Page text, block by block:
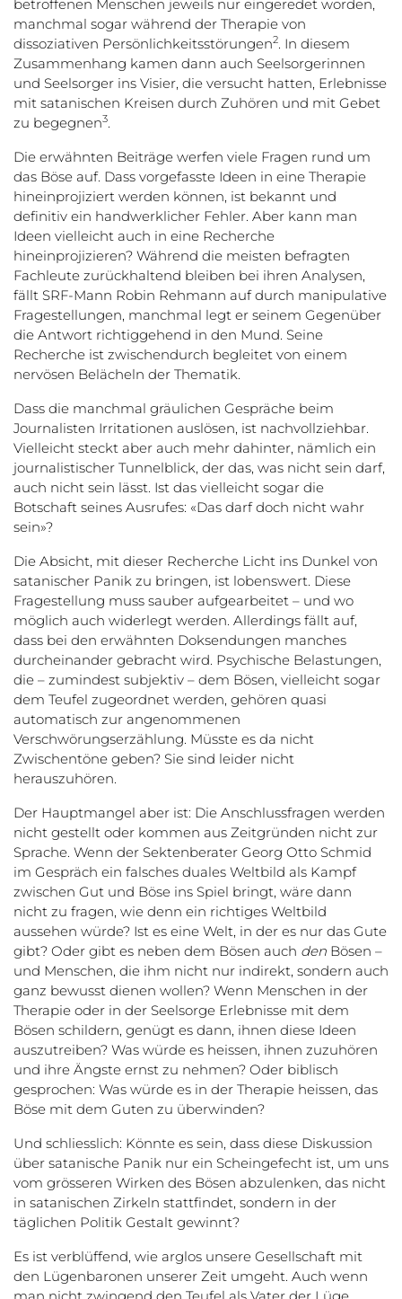
betroffenen Menschen jeweils nur eingeredet worden,
manchmal sogar während der Therapie von
dissoziativen Persönlichkeitsstörungen2. In diesem
Zusammenhang kamen dann auch Seelsorgerinnen
und Seelsorger ins Visier, die versucht hatten, Erlebnisse
mit satanischen Kreisen durch Zuhören und mit Gebet
zu begegnen3.
Die erwähnten Beiträge werfen viele Fragen rund um
das Böse auf. Dass vorgefasste Ideen in eine Therapie
hineinprojiziert werden können, ist bekannt und
definitiv ein handwerklicher Fehler. Aber kann man
Ideen vielleicht auch in eine Recherche
hineinprojizieren? Während die meisten befragten
Fachleute zurückhaltend bleiben bei ihren Analysen,
fällt SRF-Mann Robin Rehmann auf durch manipulative
Fragestellungen, manchmal legt er seinem Gegenüber
die Antwort richtiggehend in den Mund. Seine
Recherche ist zwischendurch begleitet von einem
nervösen Belächeln der Thematik.
Dass die manchmal gräulichen Gespräche beim
Journalisten Irritationen auslösen, ist nachvollziehbar.
Vielleicht steckt aber auch mehr dahinter, nämlich ein
journalistischer Tunnelblick, der das, was nicht sein darf,
auch nicht sein lässt. Ist das vielleicht sogar die
Botschaft seines Ausrufes: «Das darf doch nicht wahr
sein»?
Die Absicht, mit dieser Recherche Licht ins Dunkel von
satanischer Panik zu bringen, ist lobenswert. Diese
Fragestellung muss sauber aufgearbeitet – und wo
möglich auch widerlegt werden. Allerdings fällt auf,
dass bei den erwähnten Doksendungen manches
durcheinander gebracht wird. Psychische Belastungen,
die – zumindest subjektiv – dem Bösen, vielleicht sogar
dem Teufel zugeordnet werden, gehören quasi
automatisch zur angenommenen
Verschwörungserzählung. Müsste es da nicht
Zwischentöne geben? Sie sind leider nicht
herauszuhören.
Der Hauptmangel aber ist: Die Anschlussfragen werden
nicht gestellt oder kommen aus Zeitgründen nicht zur
Sprache. Wenn der Sektenberater Georg Otto Schmid
im Gespräch ein falsches duales Weltbild als Kampf
zwischen Gut und Böse ins Spiel bringt, wäre dann
nicht zu fragen, wie denn ein richtiges Weltbild
aussehen würde? Ist es eine Welt, in der es nur das Gute
gibt? Oder gibt es neben dem Bösen auch den Bösen –
und Menschen, die ihm nicht nur indirekt, sondern auch
ganz bewusst dienen wollen? Wenn Menschen in der
Therapie oder in der Seelsorge Erlebnisse mit dem
Bösen schildern, genügt es dann, ihnen diese Ideen
auszutreiben? Was würde es heissen, ihnen zuzuhören
und ihre Ängste ernst zu nehmen? Oder biblisch
gesprochen: Was würde es in der Therapie heissen, das
Böse mit dem Guten zu überwinden?
Und schliesslich: Könnte es sein, dass diese Diskussion
über satanische Panik nur ein Scheingefecht ist, um uns
vom grösseren Wirken des Bösen abzulenken, das nicht
in satanischen Zirkeln stattfindet, sondern in der
täglichen Politik Gestalt gewinnt?
Es ist verblüffend, wie arglos unsere Gesellschaft mit
den Lügenbaronen unserer Zeit umgeht. Auch wenn
man nicht zwingend den Teufel als Vater der Lüge